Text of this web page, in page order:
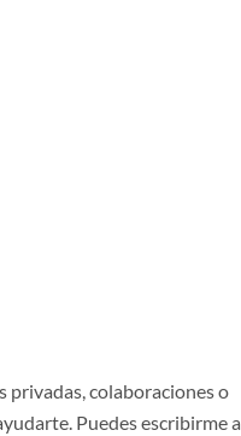
privadas, colaboraciones o
Puedes escribirme a